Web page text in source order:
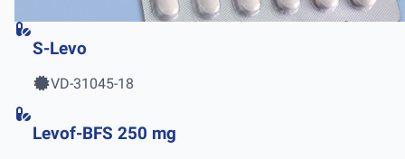
S-Levo
VD-31045-18
Levof-BFS 250 mg